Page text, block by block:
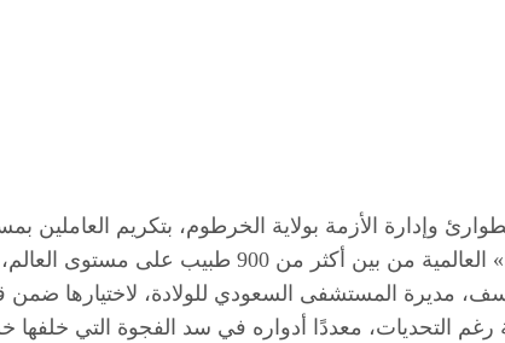
وإدارة الأزمة بولاية الخرطوم، بتكريم العاملين
المستشفى الدكتور جمال الطيب العبيد، بمناسبة فوزه
التحديات، معددًا أدواره في سد الفجوة التي